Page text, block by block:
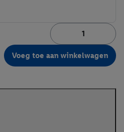
Voeg toe aan winkelwagen